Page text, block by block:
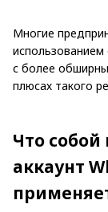
Многие
с более
плюсах такого
Что собой
аккаунт